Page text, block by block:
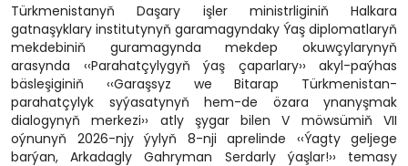
Türkmenistanyň Daşary işler ministrliginiň Halkara
gatnaşyklary institutynyň garamagyndaky Ýaş diplomatlaryň
mekdebiniň guramagynda mekdep okuwçylarynyň
arasynda ‹‹Parahatçylygyň ýaş çaparlary›› akyl-paýhas
bäsleşiginiň ‹‹Garaşsyz we Bitarap Türkmenistan-
parahatçylyk syýasatynyň hem-de özara ynanyşmak
dialogynyň merkezi›› atly şygar bilen V möwsümiň VII
oýnunyň 2026-njy ýylyň 8-nji aprelinde ‹‹Ýagty geljege
barýan, Arkadagly Gahryman Serdarly ýaşlar!›› temasy